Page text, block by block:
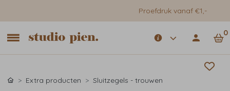
Proefdruk vanaf €1,-
0
Extra producten Sluitzegels - trouwen